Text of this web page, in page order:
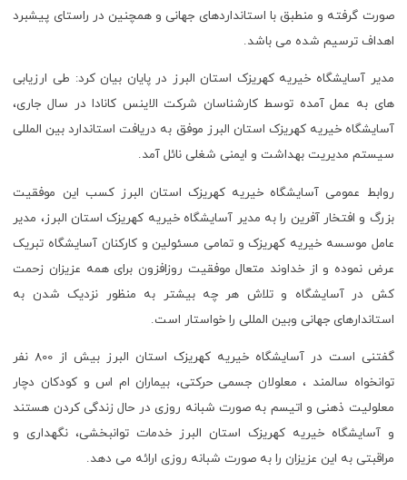
صورت گرفته و منطبق با استانداردهای جهانی و همچنین در راستای پیشبرد
اهداف ترسیم شده می باشد.
مدیر آسایشگاه خیریه کهریزک استان البرز در پایان بیان کرد: طی ارزیابی
های به عمل آمده توسط کارشناسان شرکت الاینس کانادا در سال جاری،
آسایشگاه خیریه کهریزک استان البرز موفق به دریافت استاندارد بین المللی
سیستم مدیریت بهداشت و ایمنی شغلی نائل آمد.
روابط عمومی آسایشگاه خیریه کهریزک استان البرز کسب این موفقیت
بزرگ و افتخار آفرین را به مدیر آسایشگاه خیریه کهریزک استان البرز، مدیر
عامل موسسه خیریه کهریزک و تمامی مسئولین و کارکنان آسایشگاه تبریک
عرض نموده و از خداوند متعال موفقیت روزافزون برای همه عزیزان زحمت
کش در آسایشگاه و تلاش هر چه بیشتر به منظور نزدیک شدن به
استاندارهای جهانی وبین المللی را خواستار است.
گفتنی است در آسایشگاه خیریه کهریزک استان البرز بیش از 800 نفر
توانخواه سالمند ، معلولان جسمی حرکتی، بیماران ام اس و کودکان دچار
معلولیت ذهنی و اتیسم به صورت شبانه روزی در حال زندگی کردن هستند
و آسایشگاه خیریه کهریزک استان البرز خدمات توانبخشی، نگهداری و
مراقبتی به این عزیزان را به صورت شبانه روزی ارائه می دهد.